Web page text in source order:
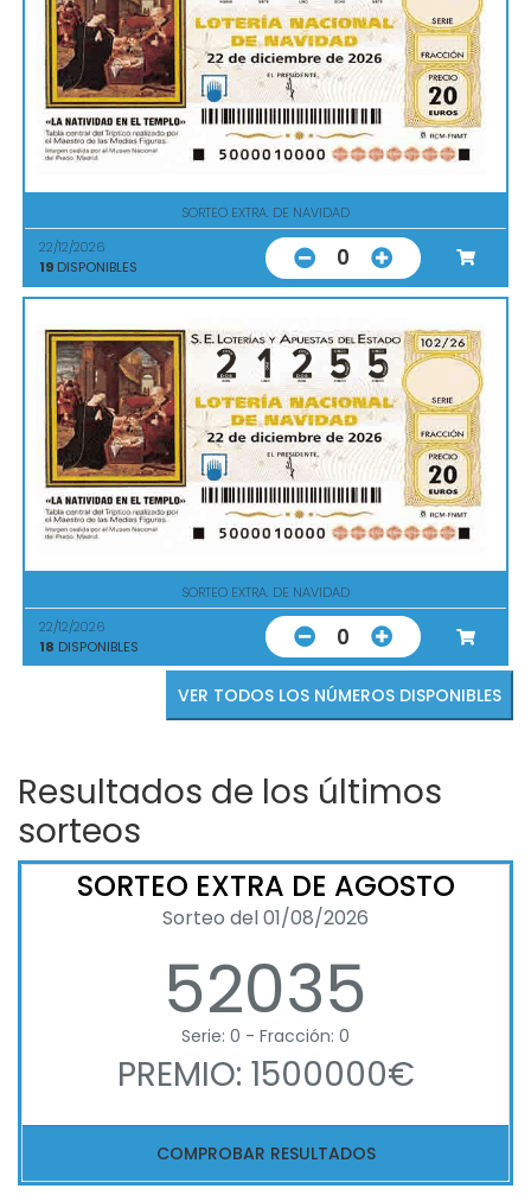
SORTEO EXTRA. DE NAVIDAD
22/12/2026
19 DISPONIBLES 0
SORTEO EXTRA. DE NAVIDAD
22/12/2026
18 DISPONIBLES 0
VER TODOS LOS NÚMEROS DISPONIBLES
Resultados de los últimos
sorteos
SORTEO EXTRA DE AGOSTO
Sorteo del 01/08/2026
52035
Serie: 0 - Fracción: 0
PREMIO: 1500000€
COMPROBAR RESULTADOS